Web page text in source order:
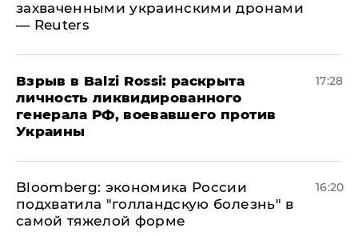
захваченными украинскими дронами
— Reuters
​Взрыв в Balzi Rossi: раскрыта
личность ликвидированного
генерала РФ, воевавшего против
Украины
17:28
Bloomberg: экономика России
подхватила "голландскую болезнь" в
самой тяжелой форме
16:20